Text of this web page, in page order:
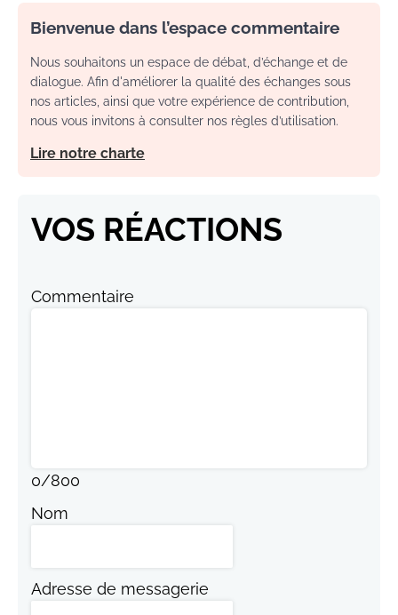
Bienvenue dans l’espace commentaire
Nous souhaitons un espace de débat, d’échange et de
dialogue. Afin d'améliorer la qualité des échanges sous
nos articles, ainsi que votre expérience de contribution,
nous vous invitons à consulter nos règles d’utilisation.
Lire notre charte
VOS RÉACTIONS
Commentaire
0/800
Nom
Adresse de messagerie